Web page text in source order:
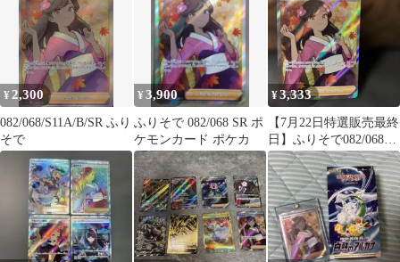
¥ 2,300
082/068/S11A/B/SR ふり
そで
¥3,900
ふりそで 082/068 SR ポ
ケモンカード ポケカ
¥3,333
【7月22日特選販売最終
日】ふりそで082/068
SR TRAINERS